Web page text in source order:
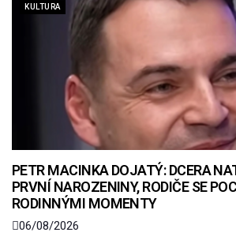
KULTURA
PETR MACINKA DOJATÝ: DCERA
PRVNÍ NAROZENINY, RODIČE SE
RODINNÝMI MOMENTY
06/08/2026